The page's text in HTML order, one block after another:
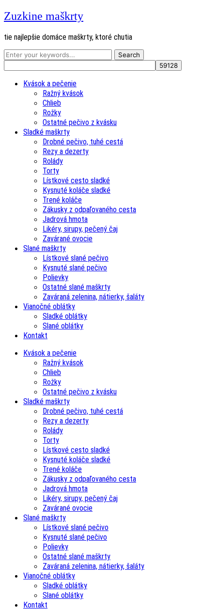
Zuzkine maškrty
tie najlepšie domáce maškrty, ktoré chutia
Kvások a pečenie
Ražný kvások
Chlieb
Rožky
Ostatné pečivo z kvásku
Sladké maškrty
Drobné pečivo, tuhé cestá
Rezy a dezerty
Rolády
Torty
Lístkové cesto sladké
Kysnuté koláče sladké
Trené koláče
Zákusky z odpaľovaného cesta
Jadrová hmota
Likéry, sirupy, pečený čaj
Zavárané ovocie
Slané maškrty
Lístkové slané pečivo
Kysnuté slané pečivo
Polievky
Ostatné slané maškrty
Zaváraná zelenina, nátierky, šaláty
Vianočné oblátky
Sladké oblátky
Slané oblátky
Kontakt
Kvások a pečenie
Ražný kvások
Chlieb
Rožky
Ostatné pečivo z kvásku
Sladké maškrty
Drobné pečivo, tuhé cestá
Rezy a dezerty
Rolády
Torty
Lístkové cesto sladké
Kysnuté koláče sladké
Trené koláče
Zákusky z odpaľovaného cesta
Jadrová hmota
Likéry, sirupy, pečený čaj
Zavárané ovocie
Slané maškrty
Lístkové slané pečivo
Kysnuté slané pečivo
Polievky
Ostatné slané maškrty
Zaváraná zelenina, nátierky, šaláty
Vianočné oblátky
Sladké oblátky
Slané oblátky
Kontakt